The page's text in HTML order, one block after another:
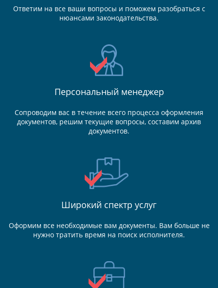
Ответим на все ваши вопросы и поможем разобраться с
нюансами законодательства.
Персональный менеджер
Сопроводим вас в течение всего процесса оформления
документов, решим текущие вопросы, составим архив
документов.
Широкий спектр услуг
Оформим все необходимые вам документы. Вам больше не
нужно тратить время на поиск исполнителя.